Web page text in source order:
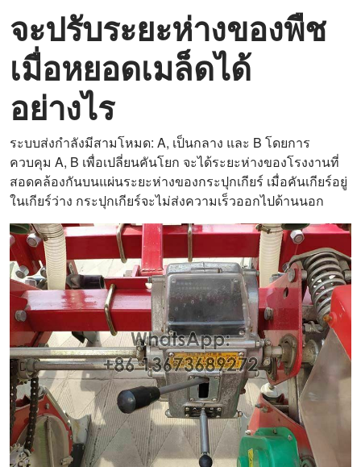
จะปรับระยะห่างของพืช
เมื่อหยอดเมล็ดได้
อย่างไร
ระบบส่งกำลังมีสามโหมด: A, เป็นกลาง และ B โดยการ
ควบคุม A, B เพื่อเปลี่ยนคันโยก จะได้ระยะห่างของโรงงานที่
สอดคล้องกันบนแผ่นระยะห่างของกระปุกเกียร์ เมื่อคันเกียร์อยู่
ในเกียร์ว่าง กระปุกเกียร์จะไม่ส่งความเร็วออกไปด้านนอก